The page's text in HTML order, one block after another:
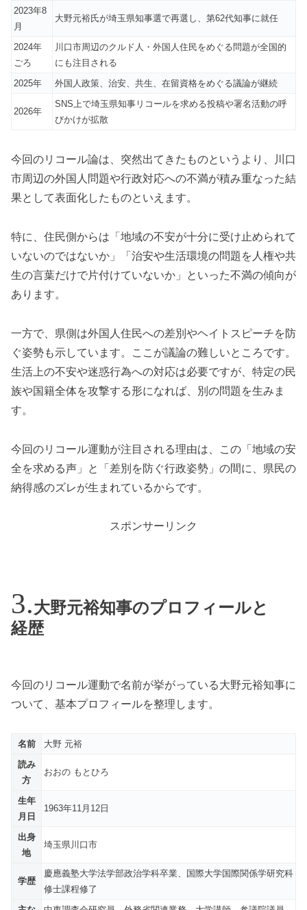
2023年8
月
大野元裕氏が埼玉県知事選で再選し、第62代知事に就任
2024年
ごろ
川口市周辺のクルド人・外国人住民をめぐる問題が全国的
にも注目される
2025年
外国人政策、治安、共生、在留資格をめぐる議論が継続
2026年
SNS上で埼玉県知事リコールを求める投稿や署名活動の呼
びかけが拡散
今回のリコール論は、突然出てきたものというより、川口
市周辺の外国人問題や行政対応への不満が積み重なった結
果として表面化したものといえます。
特に、住民側からは「地域の不安が十分に受け止められて
いないのではないか」「治安や生活環境の問題を人権や共
生の言葉だけで片付けていないか」といった不満の傾向が
あります。
一方で、県側は外国人住民への差別やヘイトスピーチを防
ぐ姿勢も示しています。ここが議論の難しいところです。
生活上の不安や迷惑行為への対応は必要ですが、特定の民
族や国籍全体を攻撃する形になれば、別の問題を生みま
す。
今回のリコール運動が注目される理由は、この「地域の安
全を求める声」と「差別を防ぐ行政姿勢」の間に、県民の
納得感のズレが生まれているからです。
スポンサーリンク
大野元裕知事のプロフィールと
経歴
今回のリコール運動で名前が挙がっている大野元裕知事に
ついて、基本プロフィールを整理します。
名前
大野 元裕
読み
方
おおの もとひろ
生年
月日
1963年11月12日
出身
地
埼玉県川口市
学歴
慶應義塾大学法学部政治学科卒業、国際大学国際関係学研究科
修士課程修了